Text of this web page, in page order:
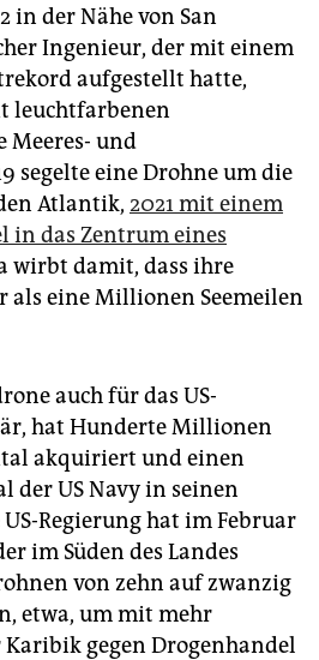
in der Nähe von San
Ingenieur, der mit einem
aufgestellt hatte,
leuchtfarbenen
Meeres- und
segelte eine Drohne um die
Atlantik, 2021 mit einem
in das Zentrum eines
wirbt damit, dass ihre
als eine Millionen Seemeilen
auch für das US-
hat Hunderte Millionen
akquiriert und einen
der US Navy in seinen
Regierung hat im Februar
im Süden des Landes
von zehn auf zwanzig
etwa, um mit mehr
gegen Drogenhandel